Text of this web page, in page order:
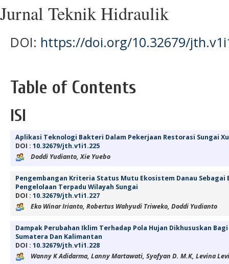
Jurnal Teknik Hidraulik
DOI: https://doi.org/10.32679/
Table of Contents
ISI
Aplikasi Teknologi Bakteri Dalam Pekerjaan Restorasi Sungai
DOI : 10.32679/jth.v1i1.225
Doddi Yudianto, Xie Yuebo
Pengembangan Kriteria Status Mutu Ekosistem Danau
Pengelolaan Terpadu Wilayah Sungai
DOI : 10.32679/jth.v1i1.227
Eko Winar Irianto, Robertus Wahyudi Triweko, Doddi Yudianto
Dampak Perubahan Iklim Terhadap Pola Hujan Dikhususkan
Sumatera Dan Kalimantan
DOI : 10.32679/jth.v1i1.228
Wanny K Adidarma, Lanny Martawati, Syofyan D. M.K, Levina